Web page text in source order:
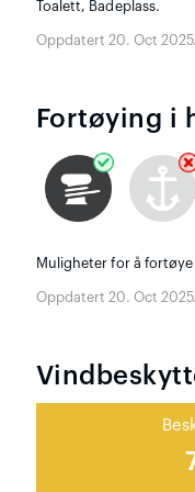
Toalett, Badeplass.
Oppdatert 20. Oct
Fortøying i
Muligheter for å
Oppdatert 20. Oct